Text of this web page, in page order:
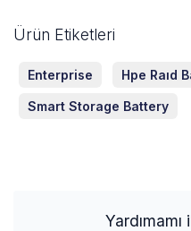
Ürün Etiketleri
Enterprise Hpe Raıd
Smart Storage Battery
Yardımamı